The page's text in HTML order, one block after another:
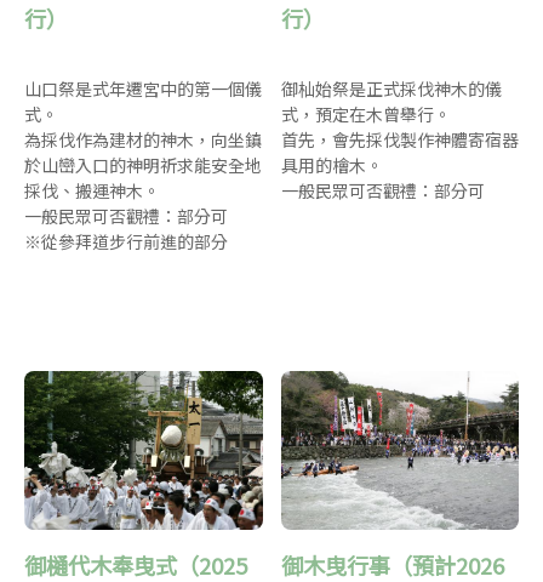
行）
山口祭是式年遷宮中的第一個儀
式。
為採伐作為建材的神木，向坐鎮
於山巒入口的神明祈求能安全地
採伐、搬運神木。
一般民眾可否觀禮：部分可
※從參拜道步行前進的部分
行）
御杣始祭是正式採伐神木的儀
式，預定在木曾舉行。
首先，會先採伐製作神體寄宿器
具用的檜木。
一般民眾可否觀禮：部分可
御樋代木奉曳式（2025
御木曳行事（預計2026